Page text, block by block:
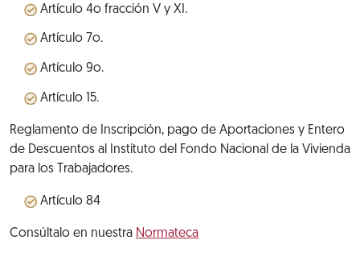
Artículo 4o fracción V y XI.
Artículo 7o.
Artículo 9o.
Artículo 15.
Reglamento de Inscripción, pago de Aportaciones y Entero
de Descuentos al Instituto del Fondo Nacional de la Vivienda
para los Trabajadores.
Artículo 84
Consúltalo en nuestra Normateca